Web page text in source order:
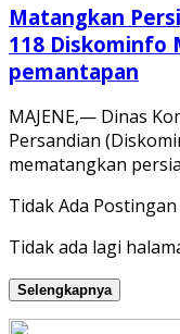
Matangkan
118 Diskominfo
pemantapan
MAJENE,— Dinas
Persandian
mematangkan
Tidak Ada Postingan
Tidak ada lagi
Selengkapnya